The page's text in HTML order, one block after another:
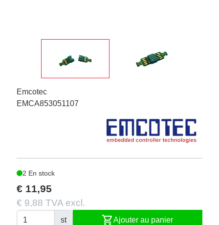
Emcotec
EMCA853051107
2 En stock
€ 11,95
€ 9,88 TVA excl.
st shopping_cartAjouter au panier